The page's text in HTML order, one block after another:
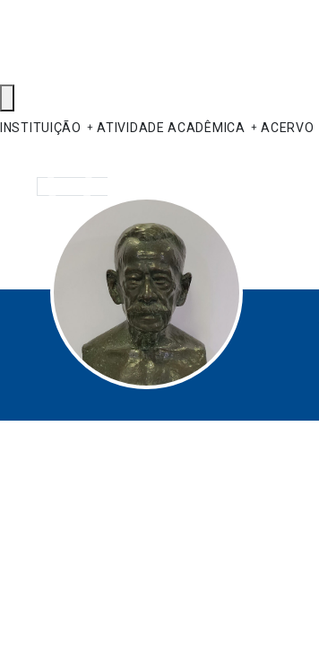
INSTITUIÇÃO ATIVIDADE ACADÊMICA ACERVO
Pesquisar